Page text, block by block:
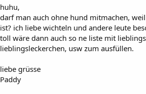
huhu,
darf man auch ohne hund mitmachen,
ist? ich liebe wichteln und andere leute
toll wäre dann auch so ne liste mit
lieblingsleckerchen, usw zum ausfüllen.
liebe grüsse
Paddy